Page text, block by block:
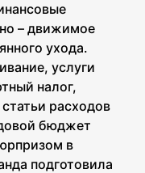
– движимое
ухода.
услуги
налог,
расходов
бюджет
в
подготовила